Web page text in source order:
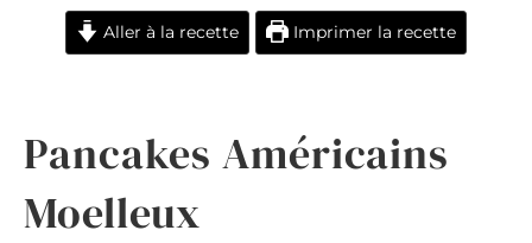
Aller à la recette Imprimer la recette
Pancakes Américains
Moelleux